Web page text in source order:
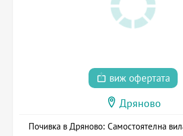
виж офертата
Дряново
Почивка в Дряново: Самостоятелна